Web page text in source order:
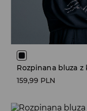
159,99 PLN